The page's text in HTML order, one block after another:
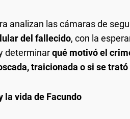
analizan las cámaras de
del fallecido, con la
determinarqué motivó el
traicionada o si se
la vida de Facundo